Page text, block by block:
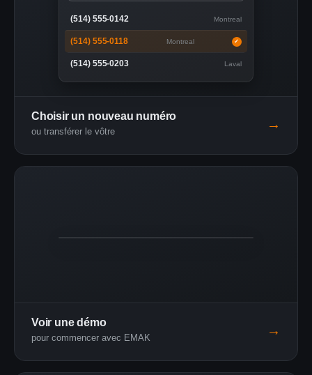
(514) 555-0142 Montreal
(514) 555-0118 Montreal ✓
(514) 555-0203 Laval
Choisir un nouveau numéro
ou transférer le vôtre →
Voir une démo
pour commencer avec EMAK →